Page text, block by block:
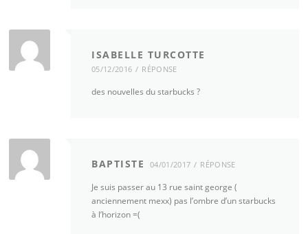
ISABELLE TURCOTTE
05/12/2016 RÉPONSE
des nouvelles du starbucks ?
BAPTISTE 04/01/2017 RÉPONSE
Je suis passer au 13 rue saint george (
anciennement mexx) pas l’ombre d’un starbucks
à l’horizon =(